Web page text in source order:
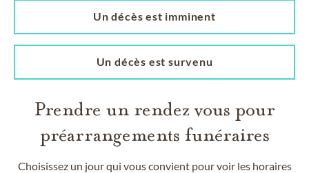
Un décès est imminent
Un décès est survenu
Prendre un rendez vous pour
préarrangements funéraires
Choisissez un jour qui vous convient pour voir les horaires